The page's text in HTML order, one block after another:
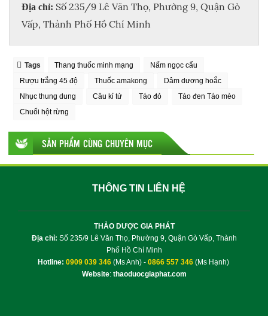
Địa chỉ: Số 235/9 Lê Văn Thọ, Phường 9, Quận Gò
Vấp, Thành Phố Hồ Chí Minh
Tags Thang thuốc minh mạng
Nấm ngọc cẩu
Rượu trắng 45 độ
Thuốc amakong
Dâm dương hoắc
Nhục thung dung
Câu kỉ tử Táo đỏ
Táo đen Táo mèo
Chuối hột rừng
SẢN PHẨM CÙNG CHUYÊN MỤC
THÔNG TIN LIÊN HỆ
THẢO DƯỢC GIA PHÁT
Địa chỉ: Số 235/9 Lê Văn Thọ, Phường 9, Quận Gò Vấp, Thành
Phố Hồ Chí Minh
Hotline: 0909 039 346 (Ms Anh) - 0866 557 346(Ms Hạnh)
Website: thaoduocgiaphat.com